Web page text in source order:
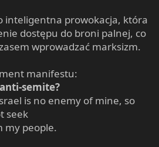
inteligentna prowokacja, która
dostępu do broni palnej, co
wprowadzać marksizm.
manifestu:
semite?
is no enemy of mine, so
seek
my people.​